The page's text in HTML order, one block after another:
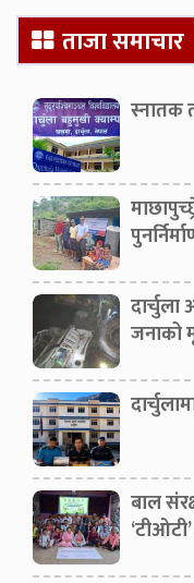
Secondary
Sidebarताजा समाचार
स्नातक
जनाको
बाल